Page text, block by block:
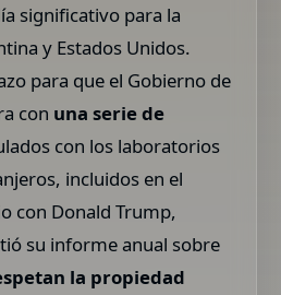
significativo para la
y Estados Unidos.
para que el Gobierno de
con una serie de
con los laboratorios
incluidos en el
con Donald Trump,
su informe anual sobre
la propiedad